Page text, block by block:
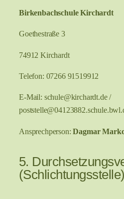
Birkenbachschule Kirchardt
Goethestraße 3
74912 Kirchardt
Telefon: 07266 91519912
E-Mail: schule@kirchardt.de /
Ansprechperson:Dagmar
5.
(Schlichtungsstelle)